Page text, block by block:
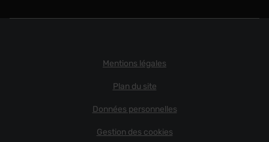
Mentions légales
Plan du site
Données personnelles
Gestion des cookies